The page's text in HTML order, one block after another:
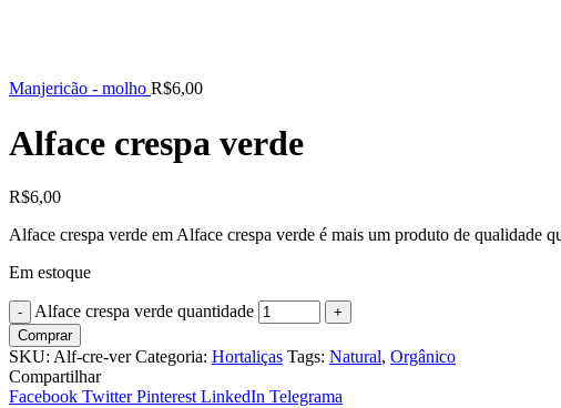
Manjericão - molho R$6,00
Alface crespa verde
R$6,00
Alface crespa verde em Alface crespa verde é mais um produto de qualidade
Em estoque
Alface crespa verde quantidade
Comprar
SKU: Alf-cre-ver Categoria: Hortaliças Tags: Natural, Orgânico
Compartilhar
Facebook Twitter Pinterest LinkedIn Telegrama